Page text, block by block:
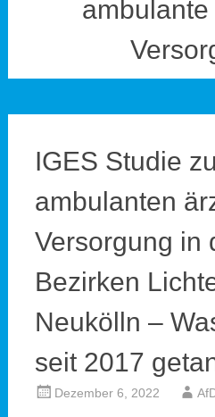
IGES Studie
ambulanten
Versorgung in
Bezirken
Neukölln –
seit 2017
Dezember 6, 2022